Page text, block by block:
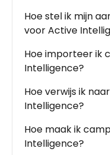
Hoe stel ik mijn
voor Active
Hoe importeer ik
Intelligence?
Hoe verwijs ik
Intelligence?
Hoe maak ik
Intelligence?